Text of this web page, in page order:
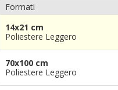
Formati
14x21 cm
Poliestere Leggero
70x100 cm
Poliestere Leggero